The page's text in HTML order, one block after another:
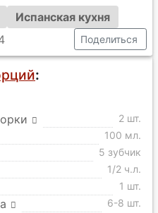
Испанская кухня
Поделиться
:
2 шт.
100 мл.
5 зубчик
1/2 ч.л.
1 шт.
6-8 шт.